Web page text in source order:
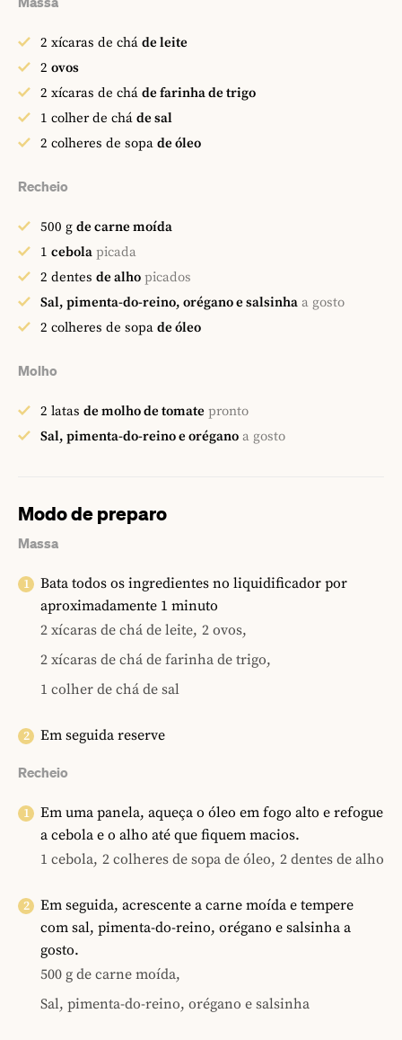
2 xícaras de chá de leite
2 ovos
2 xícaras de chá de farinha de trigo
1 colher de chá de sal
2 colheres de sopa de óleo
Recheio
500 g de carne moída
1 cebola picada
2 dentes de alho picados
Sal, pimenta-do-reino, orégano e salsinha a gosto
2 colheres de sopa de óleo
Molho
2 latas de molho de tomate pronto
Sal, pimenta-do-reino e orégano a gosto
Modo de preparo
Massa
Bata todos os ingredientes no liquidificador por
aproximadamente 1 minuto
2 xícaras de chá de leite, 2 ovos,
2 xícaras de chá de farinha de trigo,
1 colher de chá de sal
Em seguida reserve
Recheio
Em uma panela, aqueça o óleo em fogo alto e refogue
a cebola e o alho até que fiquem macios.
1 cebola, 2 colheres de sopa de óleo, 2 dentes de alho
Em seguida, acrescente a carne moída e tempere
com sal, pimenta-do-reino, orégano e salsinha a
gosto.
500 g de carne moída,
Sal, pimenta-do-reino, orégano e salsinha